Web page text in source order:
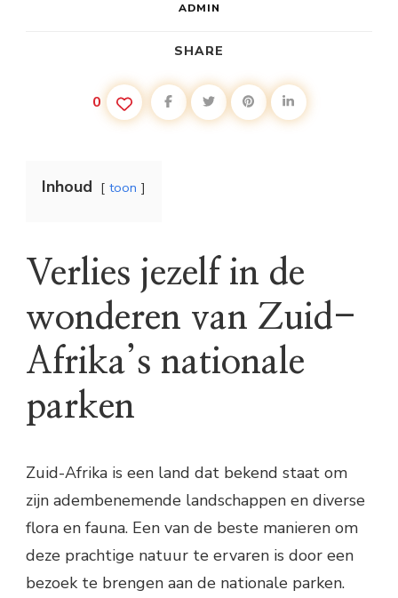
ADMIN
SHARE
0
Inhoud toon
Verlies jezelf in de
wonderen van Zuid-
Afrika’s nationale
parken
Zuid-Afrika is een land dat bekend staat om
zijn adembenemende landschappen en diverse
flora en fauna. Een van de beste manieren om
deze prachtige natuur te ervaren is door een
bezoek te brengen aan de nationale parken.